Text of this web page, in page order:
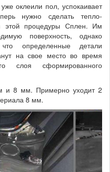
оклеили пол, успокаивает
нужно сделать тепло-
этой процедуры Сплен. Им
поверхность, однако
определенные детали
на свое место во время
слоя сформированного
и 8 мм. Примерно уходит 2
8 мм.